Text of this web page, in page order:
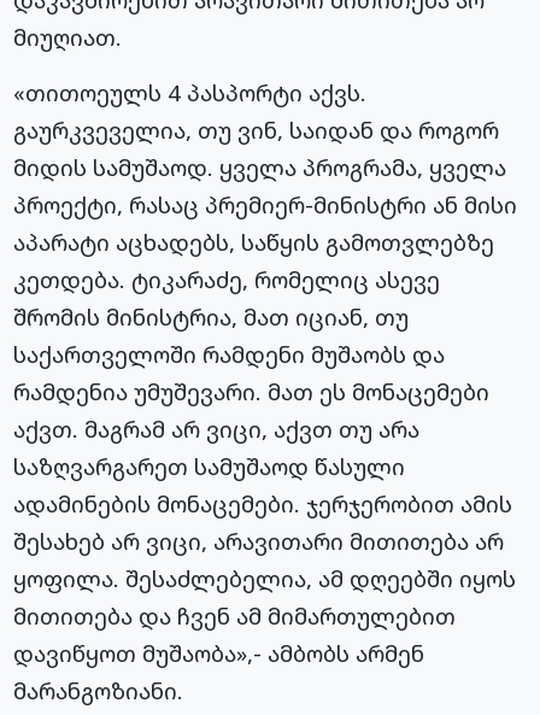
მიუღიათ.
«თითოეულს 4 პასპორტი აქვს.
გაურკვეველია, თუ ვინ, საიდან და როგორ
მიდის სამუშაოდ. ყველა პროგრამა, ყველა
პროექტი, რასაც პრემიერ-მინისტრი ან მისი
აპარატი აცხადებს, საწყის გამოთვლებზე
კეთდება. ტიკარაძე, რომელიც ასევე
შრომის მინისტრია, მათ იციან, თუ
საქართველოში რამდენი მუშაობს და
რამდენია უმუშევარი. მათ ეს მონაცემები
აქვთ. მაგრამ არ ვიცი, აქვთ თუ არა
საზღვარგარეთ სამუშაოდ წასული
ადამინების მონაცემები. ჯერჯერობით ამის
შესახებ არ ვიცი, არავითარი მითითება არ
ყოფილა. შესაძლებელია, ამ დღეებში იყოს
მითითება და ჩვენ ამ მიმართულებით
დავიწყოთ მუშაობა»,- ამბობს არმენ
მარანგოზიანი.